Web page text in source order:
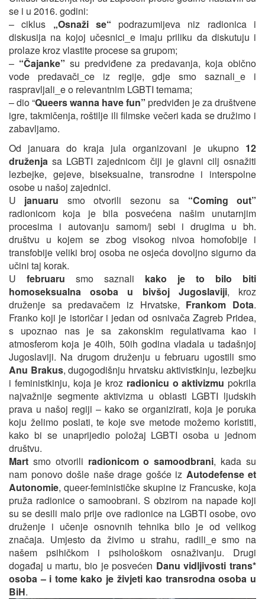
se i u 2016. godini:
– ciklus „Osnaži se“ podrazumijeva niz radionica i
diskusija na kojoj učesnici_e imaju priliku da diskutuju i
prolaze kroz vlastite procese sa grupom;
– “Čajanke” su predviđene za predavanja, koja obično
vode predavači_ce iz regije, gdje smo saznali_e i
raspravljali_e o relevantnim LGBTI temama;
– dio “Queers wanna have fun” predviđen je za društvene
igre, takmičenja, roštilje ili filmske večeri kada se družimo i
zabavljamo.
Od januara do kraja jula organizovani je ukupno 12
druženja sa LGBTI zajednicom čiji je glavni cilj osnažiti
lezbejke, gejeve, biseksualne, transrodne i interspolne
osobe u našoj zajednici.
U januaru smo otvorili sezonu sa “Coming out”
radionicom koja je bila posvećena našim unutarnjim
procesima i autovanju samom/j sebi i drugima u bh.
društvu u kojem se zbog visokog nivoa homofobije i
transfobije veliki broj osoba ne osjeća dovoljno sigurno da
učini taj korak.
U februaru smo saznali kako je to bilo biti
homoseksualna osoba u bivšoj Jugoslaviji, kroz
druženje sa predavačem iz Hrvatske, Frankom Dota.
Franko koji je istoričar i jedan od osnivača Zagreb Pridea,
s upoznao nas je sa zakonskim regulativama kao i
atmosferom koja je 40ih, 50ih godina vladala u tadašnjoj
Jugoslaviji. Na drugom druženju u februaru ugostili smo
Anu Brakus, dugogodišnju hrvatsku aktivistkinju, lezbejku
i feministkinju, koja je kroz radionicu o aktivizmu pokrila
najvažnije segmente aktivizma u oblasti LGBTI ljudskih
prava u našoj regiji – kako se organizirati, koja je poruka
koju želimo poslati, te koje sve metode možemo koristiti,
kako bi se unaprijedio položaj LGBTI osoba u jednom
društvu.
Mart smo otvorili radionicom o samoodbrani, kada su
nam ponovo došle naše drage gošće iz Autodefense et
Autonomie, queer-feminističke skupine iz Francuske, koja
pruža radionice o samoobrani. S obzirom na napade koji
su se desili malo prije ove radionice na LGBTI osobe, ovo
druženje i učenje osnovnih tehnika bilo je od velikog
značaja. Umjesto da živimo u strahu, radili_e smo na
našem psihičkom i psihološkom osnaživanju. Drugi
događaj u martu, bio je posvećen Danu vidljivosti trans*
osoba – i tome kako je živjeti kao transrodna osoba u
BiH.